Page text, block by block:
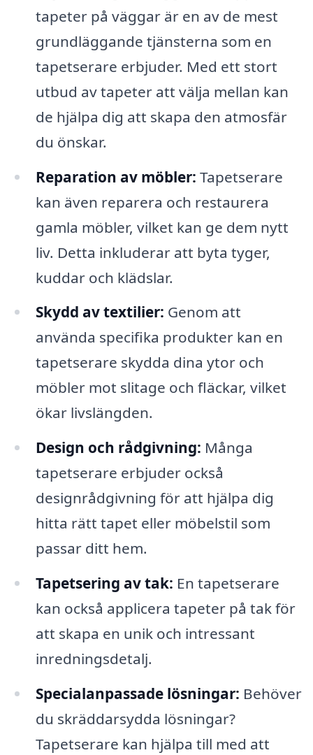
tapeter på väggar är en av de mest
grundläggande tjänsterna som en
tapetserare erbjuder. Med ett stort
utbud av tapeter att välja mellan kan
de hjälpa dig att skapa den atmosfär
du önskar.
Reparation av möbler: Tapetserare
kan även reparera och restaurera
gamla möbler, vilket kan ge dem nytt
liv. Detta inkluderar att byta tyger,
kuddar och klädslar.
Skydd av textilier: Genom att
använda specifika produkter kan en
tapetserare skydda dina ytor och
möbler mot slitage och fläckar, vilket
ökar livslängden.
Design och rådgivning: Många
tapetserare erbjuder också
designrådgivning för att hjälpa dig
hitta rätt tapet eller möbelstil som
passar ditt hem.
Tapetsering av tak: En tapetserare
kan också applicera tapeter på tak för
att skapa en unik och intressant
inredningsdetalj.
Specialanpassade lösningar: Behöver
du skräddarsydda lösningar?
Tapetserare kan hjälpa till med att